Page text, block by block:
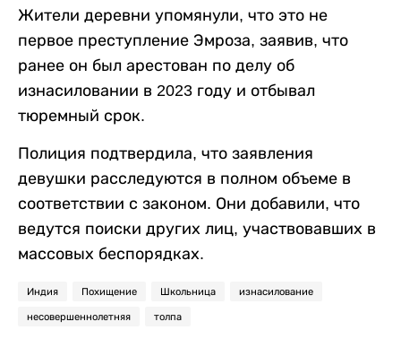
Жители деревни упомянули, что это не
первое преступление Эмроза, заявив, что
ранее он был арестован по делу об
изнасиловании в 2023 году и отбывал
тюремный срок.
Полиция подтвердила, что заявления
девушки расследуются в полном объеме в
соответствии с законом. Они добавили, что
ведутся поиски других лиц, участвовавших в
массовых беспорядках.
Индия Похищение Школьница изнасилование
несовершеннолетняя толпа